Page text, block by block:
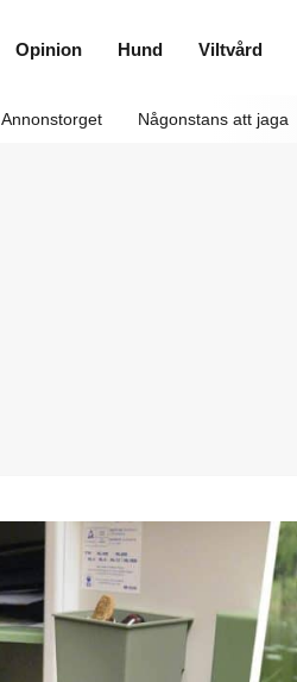
Annonstorget Någonstans att jaga
Opinion Hund Viltvård